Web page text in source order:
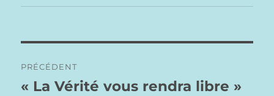
de
PRÉCÉDENT
Publication
« La Vérité vous rendra libre »